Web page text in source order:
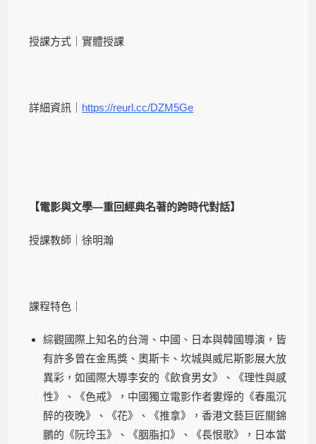
授課方式｜實體授課
詳細資訊｜ https://reurl.cc/DZM5Ge
【電影與文學—重回經典名著的跨時代對話】
授課教師｜徐明瀚
課程特色｜
綜觀國際上知名的台灣、中國、日本與韓國導演，皆
有許多曾在金馬獎、奧斯卡、坎城與威尼斯影展大放
異彩，如國際大導李安的《飲食男女》、《理性與感
性》、《色戒》，中國獨立電影作者婁燁的《春風沉
醉的夜晚》、《花》、《推拿》，香港文藝巨匠關錦
鵬的《阮玲玉》、《胭脂扣》、《長恨歌》，日本當